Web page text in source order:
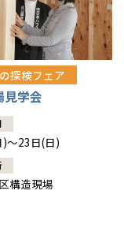
探検フェア
見学会
～23日(日)
構造現場